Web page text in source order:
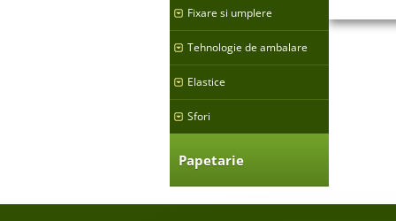
Fixare si umplere
Tehnologie de ambalare
Elastice
Sfori
Papetarie